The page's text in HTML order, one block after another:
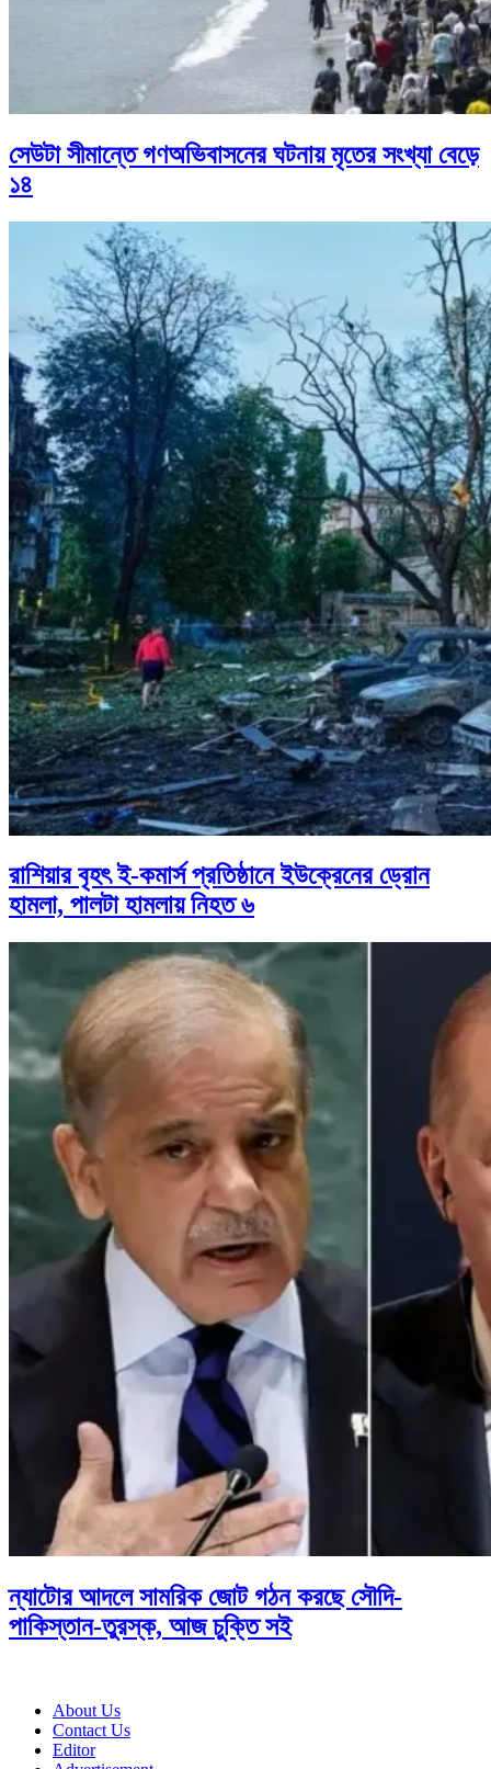
সেউটা সীমান্তে গণঅভিবাসনের ঘটনায় মৃতের সংখ্যা বেড়ে
১৪
রাশিয়ার বৃহৎ ই-কমার্স প্রতিষ্ঠানে ইউক্রেনের ড্রোন
হামলা, পালটা হামলায় নিহত ৬
ন্যাটোর আদলে সামরিক জোট গঠন করছে সৌদি-
পাকিস্তান-তুরস্ক, আজ চুক্তি সই
About Us
Contact Us
Editor